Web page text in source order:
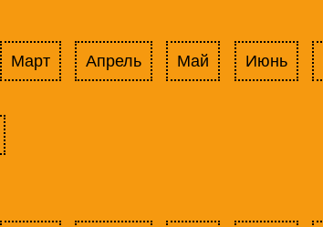
Март Апрель Май Июнь